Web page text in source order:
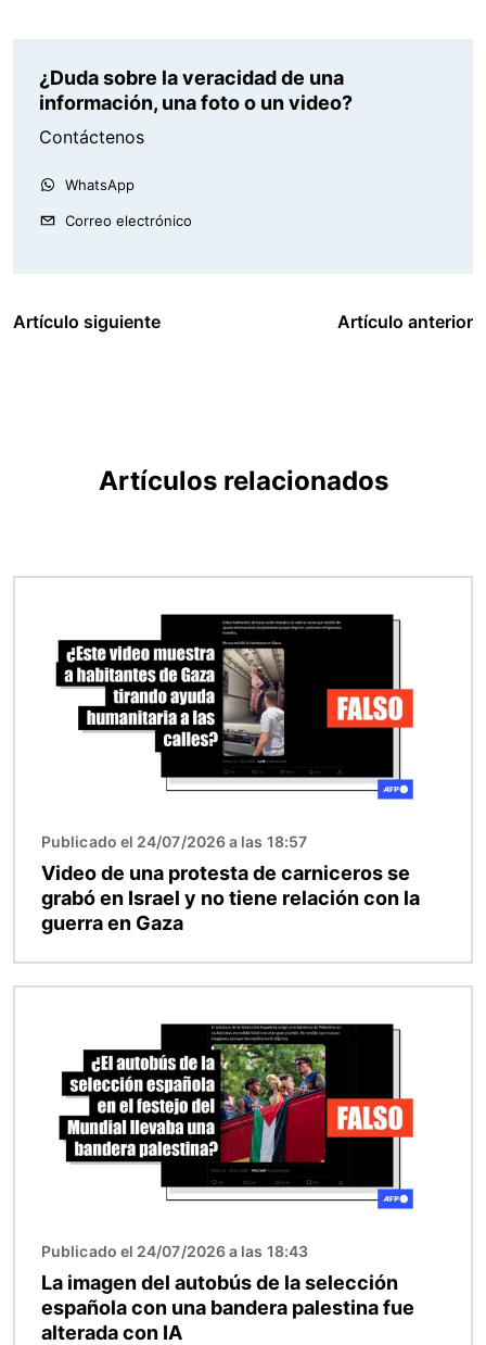
¿Duda sobre la veracidad de una
información, una foto o un video?
Contáctenos
WhatsApp
Correo electrónico
Artículo siguiente Artículo anterior
Artículos relacionados
Publicado el 24/07/2026 a las 18:57
Video de una protesta de carniceros se
grabó en Israel y no tiene relación con la
guerra en Gaza
Publicado el 24/07/2026 a las 18:43
La imagen del autobús de la selección
española con una bandera palestina fue
alterada con IA